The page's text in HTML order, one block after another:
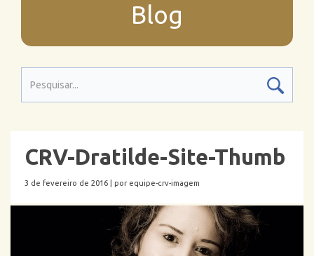
Blog
CRV-Dratilde-Site-Thumb
3 de fevereiro de 2016 | por equipe-crv-imagem